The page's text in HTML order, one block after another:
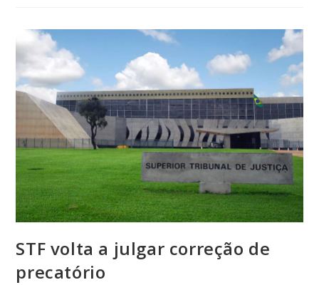
STF volta a julgar correção de
precatório